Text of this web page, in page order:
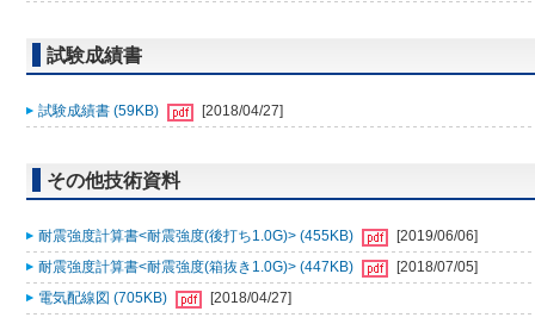
試験成績書
試験成績書 (59KB) [2018/04/27]
その他技術資料
耐震強度計算書<耐震強度(後打ち1.0G)> (455KB)
[2019/06/06]
耐震強度計算書<耐震強度(箱抜き1.0G)> (447KB)
[2018/07/05]
電気配線図 (705KB)
[2018/04/27]